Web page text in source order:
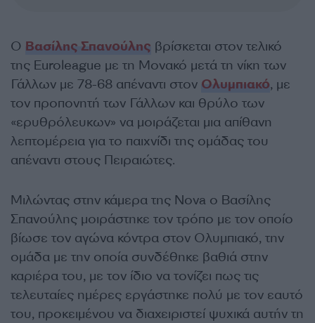
Ο Βασίλης Σπανούλης βρίσκεται στον τελικό
της Euroleague με τη Μονακό μετά τη νίκη των
Γάλλων με 78-68 απέναντι στον Ολυμπιακό, με
τον προπονητή των Γάλλων και θρύλο των
«ερυθρόλευκων» να μοιράζεται μια απίθανη
λεπτομέρεια για το παιχνίδι της ομάδας του
απέναντι στους Πειραιώτες.
Μιλώντας στην κάμερα της Nova ο Βασίλης
Σπανούλης μοιράστηκε τον τρόπο με τον οποίο
βίωσε τον αγώνα κόντρα στον Ολυμπιακό, την
ομάδα με την οποία συνδέθηκε βαθιά στην
καριέρα του, με τον ίδιο να τονίζει πως τις
τελευταίες ημέρες εργάστηκε πολύ με τον εαυτό
του, προκειμένου να διαχειριστεί ψυχικά αυτήν τη